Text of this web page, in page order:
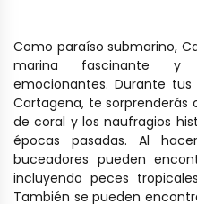
Como paraíso submarino,
marina fascinante y
emocionantes. Durante
Cartagena, te sorprenderás
de coral y los naufragios
épocas pasadas. Al
buceadores pueden
incluyendo peces
También se pueden